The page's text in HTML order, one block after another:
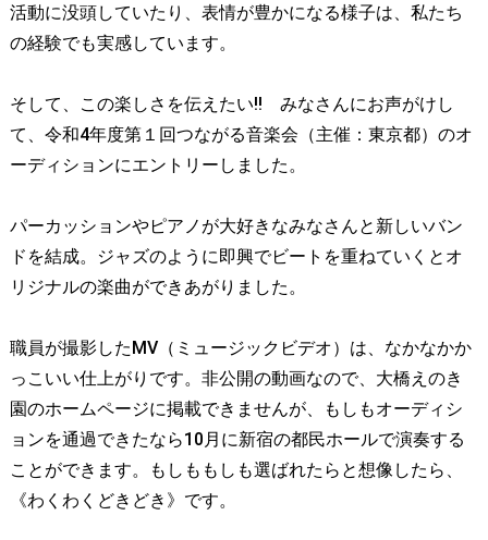
活動に没頭していたり、表情が豊かになる様子は、私たち
の経験でも実感しています。
そして、この楽しさを伝えたい!! みなさんにお声がけし
て、令和4年度第１回つながる音楽会（主催：東京都）のオ
ーディションにエントリーしました。
パーカッションやピアノが大好きなみなさんと新しいバン
ドを結成。ジャズのように即興でビートを重ねていくとオ
リジナルの楽曲ができあがりました。
職員が撮影したMV（ミュージックビデオ）は、なかなかか
っこいい仕上がりです。非公開の動画なので、大橋えのき
園のホームページに掲載できませんが、もしもオーディシ
ョンを通過できたなら10月に新宿の都民ホールで演奏する
ことができます。もしももしも選ばれたらと想像したら、
《わくわくどきどき》です。